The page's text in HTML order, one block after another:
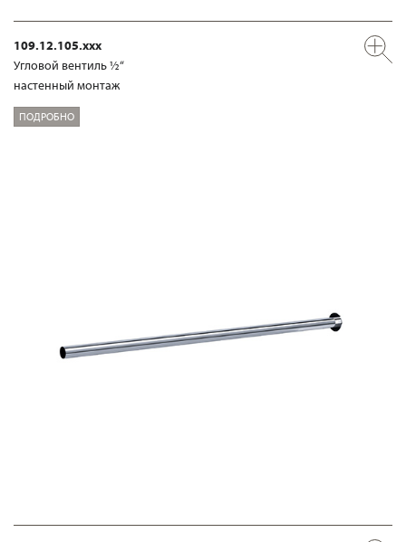
109.12.105.xxx
Угловой вентиль ½“
настенный монтаж
ПОДРОБНО